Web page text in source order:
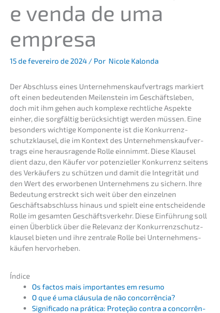
e venda de uma
empresa
15 de feverei­ro de 2024 / Por Nicole Kalonda
Der Abschluss eines Unter­neh­mens­kauf­ver­trags markiert
oft einen bedeu­ten­den Meilen­stein im Geschäfts­le­ben,
doch mit ihm gehen auch komple­xe recht­li­che Aspek­te
einher, die sorgfäl­tig berück­sich­tigt werden müssen. Eine
beson­ders wichti­ge Kompo­nen­te ist die Konkur­renz­
schutz­klau­sel, die im Kontext des Unter­neh­mens­kauf­ver­
trags eine heraus­ra­gen­de Rolle einnimmt. Diese Klausel
dient dazu, den Käufer vor poten­zi­el­ler Konkur­renz seitens
des Verkäu­fers zu schüt­zen und damit die Integri­tät und
den Wert des erwor­be­nen Unter­neh­mens zu sichern. Ihre
Bedeu­tung erstreckt sich weit über den einzel­nen
Geschäfts­ab­schluss hinaus und spielt eine entschei­den­de
Rolle im gesam­ten Geschäfts­ver­kehr. Diese Einfüh­rung soll
einen Überblick über die Relevanz der Konkur­renz­schutz­
klau­sel bieten und ihre zentra­le Rolle bei Unter­neh­mens­
käu­fen hervorheben.
Índice
Os factos mais importan­tes em resumo
O que é uma cláusu­la de não concorrência?
Signi­fi­ca­do na práti­ca: Prote­ção contra a concor­rên­